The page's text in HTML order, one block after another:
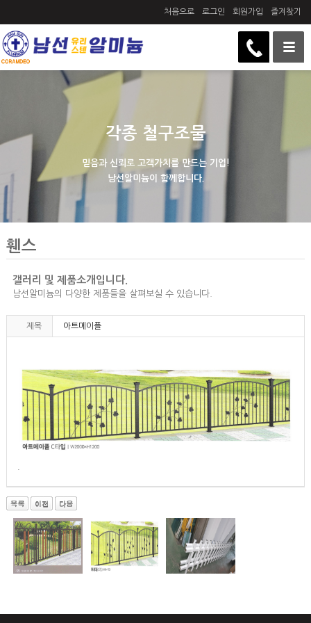
처음으로 로그인 회원가입 즐겨찾기
각종 철구조물
믿음과 신뢰로 고객가치를 만드는 기업!
남선알미늄이 함께합니다.
휀스
갤러리 및 제품소개입니다.
남선알미늄의 다양한 제품들을 살펴보실 수 있습니다.
제목 아트메이플